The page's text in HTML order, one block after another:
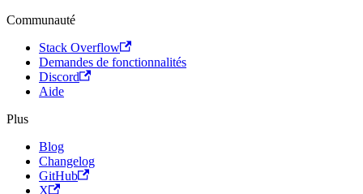
Communauté
Stack Overflow
Demandes de fonctionnalités
Discord
Aide
Plus
Blog
Changelog
GitHub
X